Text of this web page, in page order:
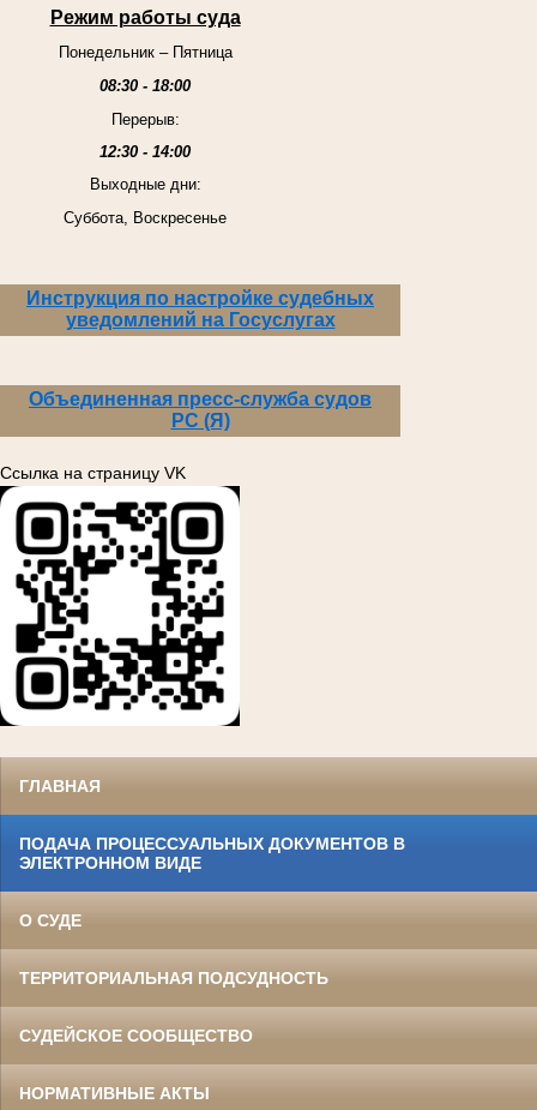
Режим работы суда
Понедельник – Пятница
08:30 - 18:00
Перерыв:
12:30 - 14:00
Выходные дни:
Суббота, Воскресенье
Инструкция по настройке судебных
уведомлений на Госуслугах
Объединенная пресс-служба судов
РС (Я)
Ссылка на страницу VK
ГЛАВНАЯ
ПОДАЧА ПРОЦЕССУАЛЬНЫХ ДОКУМЕНТОВ В
ЭЛЕКТРОННОМ ВИДЕ
О СУДЕ
ТЕРРИТОРИАЛЬНАЯ ПОДСУДНОСТЬ
СУДЕЙСКОЕ СООБЩЕСТВО
НОРМАТИВНЫЕ АКТЫ